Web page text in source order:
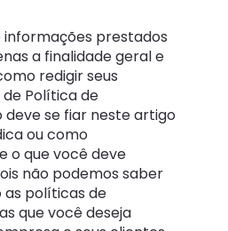
prestados
a finalidade geral e
redigir seus
Política de
deve se fiar neste artigo
ou como
o que você deve
não podemos saber
as políticas de
que você deseja